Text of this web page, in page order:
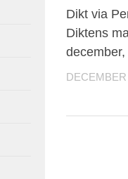
Dikt via
Diktens
december,